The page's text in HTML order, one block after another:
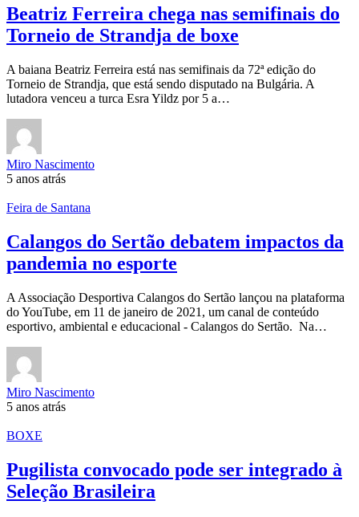
Beatriz Ferreira chega nas semifinais do
Torneio de Strandja de boxe
A baiana Beatriz Ferreira está nas semifinais da 72ª edição do
Torneio de Strandja, que está sendo disputado na Bulgária. A
lutadora venceu a turca Esra Yildz por 5 a…
Miro Nascimento
5 anos atrás
Feira de Santana
Calangos do Sertão debatem impactos da
pandemia no esporte
A Associação Desportiva Calangos do Sertão lançou na plataforma
do YouTube, em 11 de janeiro de 2021, um canal de conteúdo
esportivo, ambiental e educacional - Calangos do Sertão. Na…
Miro Nascimento
5 anos atrás
BOXE
Pugilista convocado pode ser integrado à
Seleção Brasileira